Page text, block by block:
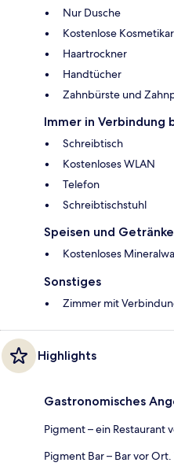
Nur Dusche
Kostenlose
Haartrockner
Handtücher
Zahnbürste und
Immer in Verbindung
Schreibtisch
Kostenloses WLAN
Telefon
Schreibtischstuhl
Speisen und Getränke
Kostenloses
Sonstiges
Zimmer mit
Highlights
Gastronomisches
Pigment – ein Restaurant
Pigment Bar – Bar vor